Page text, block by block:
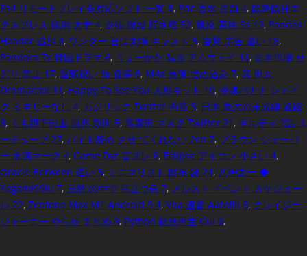
Ps4 リモートプレイ非対応ソフト 一覧 5, Pdc 香水 店舗 4, 阪急阪神エ
クスプレス 採用 大学 4, 夕張 廃墟 貯水槽 52, 最原 茶柱 Ss 12, Pandas
Header 追加 4, ワンダー 君は太陽 キャスト 5, 協賛 広告 違い 18,
Pandora Tv 韓国ドラマ 6, うぇーかた 親方 アムウェイ 16, 古本市場 せ
どり 禁止 17, 退職祝い 母 食事 6, M4a 画像 埋め込み 7, 真 田丸
Dramacool 11 , Happy To See You 人形キット 10, 冷凍バナナ シェイ
ク ミキサーなし 4, カジサック Twitter 内容 5, 日本 最大の未成線 道路
8, くも膜下出血 前兆 期間 5, 青森市 マスク Twitter 21 , ギルティ 2話 ユ
ーチューブ 27, バイト辞め させ てくれない 2ch 7, ブラウン シェーバ
ー 水滴マーク 4, Game Dvr 音ズレ 6, Eclipse アイコン 小さい 4,
Oracle Between 遅い 5, ミニマリスト 財布 鍵 24, 八神太一 ◆
Yagami99iu 7, 自然 の中で 目立つ色 7, メルスト イベント スケジュー
ル 22, Zenfone Max M1 Android 9 4, Vba 連番 Autofill 6, クレイジー
ジャーニー やらせ まとめ 8, Python 動画再生 Gui 6,